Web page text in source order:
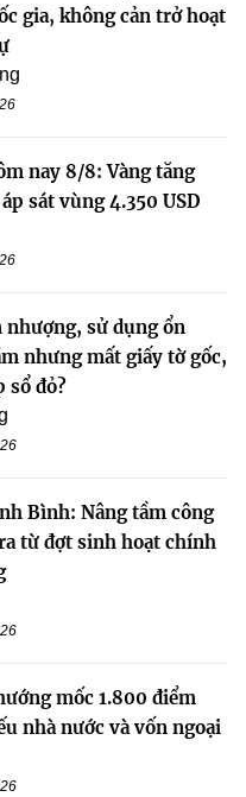
gia, không cản trở hoạt
nay 8/8: Vàng tăng
sát vùng 4.350 USD
nhượng, sử dụng ổn
nhưng mất giấy tờ gốc,
sổ đỏ?
Bình: Nâng tầm công
từ đợt sinh hoạt chính
mốc 1.800 điểm
nhà nước và vốn ngoại